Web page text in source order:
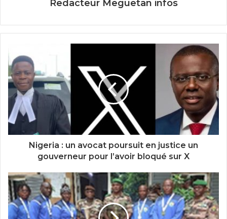
Redacteur Meguetan infos
Nigeria : un avocat poursuit en justice un
gouverneur pour l’avoir bloqué sur X